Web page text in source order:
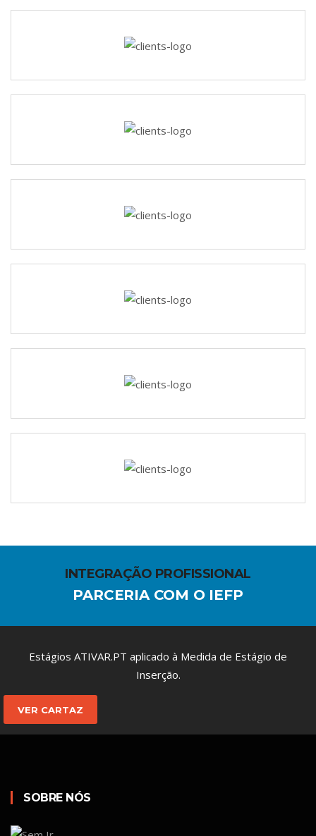
INTEGRAÇÃO PROFISSIONAL
PARCERIA COM O IEFP
Estágios ATIVAR.PT aplicado à Medida de Estágio de
Inserção.
VER CARTAZ
SOBRE NÓS